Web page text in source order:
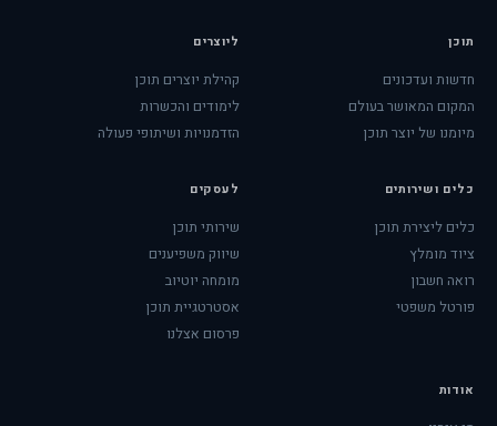
תוכן
חדשות ועדכונים
המקום המאושר בעולם
מיומנו של יוצר תוכן
ליוצרים
קהילת יוצרים תוכן
לימודים והכשרות
הזדמנויות ושיתופי פעולה
כלים ושירותים
כלים ליצירת תוכן
ציוד מומלץ
רואה חשבון
פורטל משפטי
לעסקים
שירותי תוכן
שיווק משפיענים
מומחה יוטיוב
אסטרטגיית תוכן
פרסום אצלנו
אודות